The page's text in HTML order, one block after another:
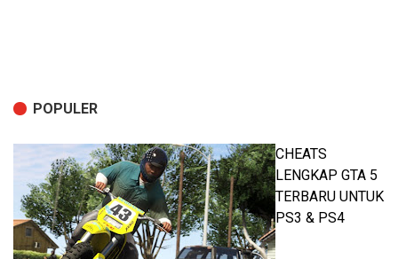
POPULER
CHEATS
LENGKAP GTA 5
TERBARU UNTUK
PS3 & PS4